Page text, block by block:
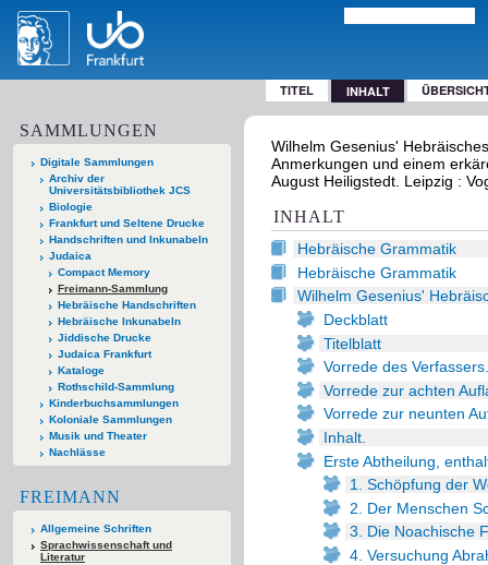
TITEL INHALT
SAMMLUNGEN
Digitale Sammlungen
Archiv der
Universitätsbibliothek JCS
Biologie
Frankfurt und Seltene Drucke
Handschriften und Inkunabeln
Judaica
Compact Memory
Freimann-Sammlung
Hebräische Handschriften
Hebräische Inkunabeln
Jiddische Drucke
Judaica Frankfurt
Kataloge
Rothschild-Sammlung
Kinderbuchsammlungen
Koloniale Sammlungen
Musik und Theater
Nachlässe
FREIMANN
Allgemeine Schriften
Sprachwissenschaft und
Literatur
Wilhelm Gesenius'
Anmerkungen und einem
August Heiligstedt. Leipzig :
INHALT
Hebräische Grammatik
Hebräische Grammatik
Wilhelm Gesenius'
Deckblatt
Titelblatt
Vorrede des Verfassers.
Vorrede zur achten
Vorrede zur neunten
Inhalt.
Erste Abtheilung,
1. Schöpfung der
2. Der Menschen
3. Die Noachische
4. Versuchung